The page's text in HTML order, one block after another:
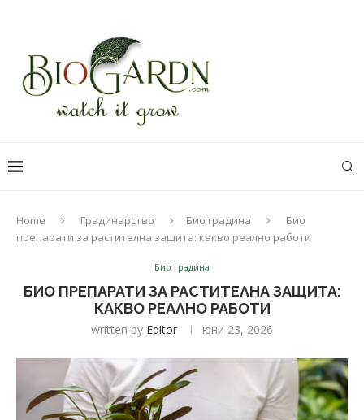
Home Градинарство Био градина
Био
препарати за растителна защита: какво реално работи
Био градина
БИО ПРЕПАРАТИ ЗА РАСТИТЕЛНА ЗАЩИТА:
КАКВО РЕАЛНО РАБОТИ
written by Editor юни 23, 2026